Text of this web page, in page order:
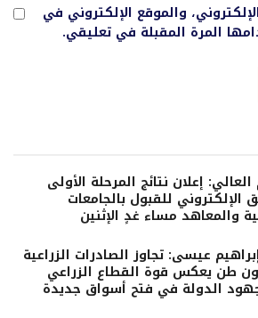
والموقع الإلكتروني في
المرة المقبلة في تعليقي.
العالي: إعلان نتائج المرحلة الأولى
الإلكتروني للقبول بالجامعات
والمعاهد مساء غدٍ الإثنين
عيسى: تجاوز الصادرات الزراعية
طن يعكس قوة القطاع الزراعي
الدولة في فتح أسواق جديدة